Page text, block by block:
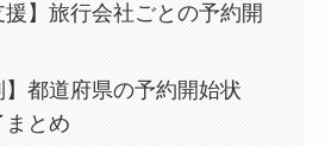
援】旅行会社ごとの予約開
】都道府県の予約開始状
とめ